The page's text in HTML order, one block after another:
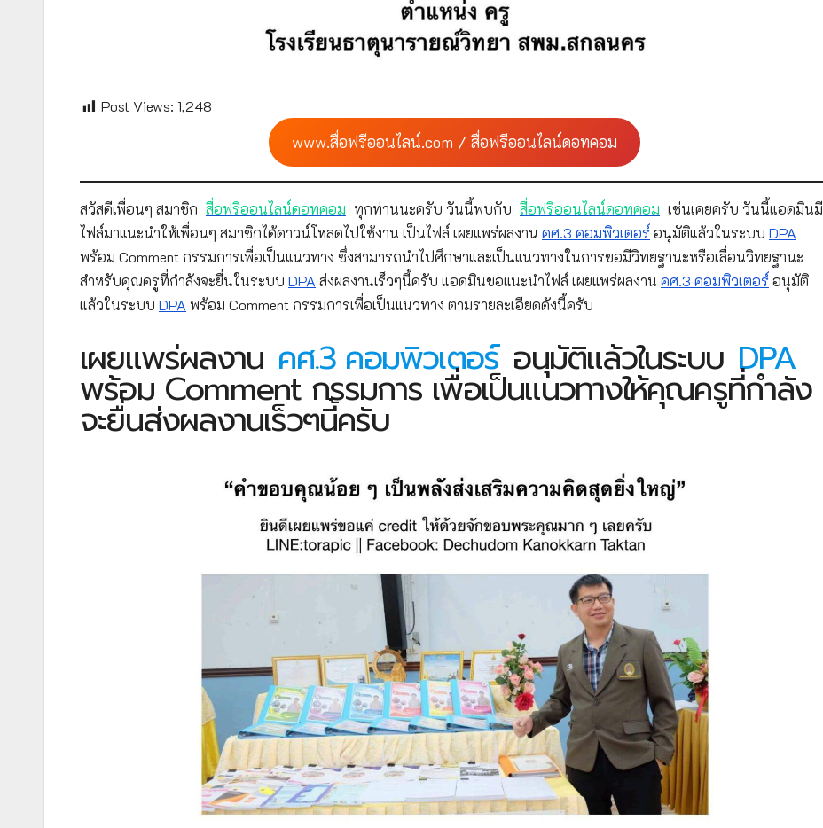
Post Views: 1,248
www.สื่อฟรีออนไลน์.com / สื่อฟรีออนไลน์ดอทคอม
สวัสดีเพื่อนๆ สมาชิก สื่อฟรีออนไลน์ดอทคอม ทุกท่านนะครับ วันนี้พบกับ สื่อฟรีออนไลน์ดอทคอม เช่นเคยครับ วันนี้แอดมินมี
ไฟล์มาแนะนำให้เพื่อนๆ สมาชิกได้ดาวน์โหลดไปใช้งาน เป็นไฟล์ เผยแพร่ผลงาน คศ.3 คอมพิวเตอร์ อนุมัติแล้วในระบบ DPA
พร้อม Comment กรรมการเพื่อเป็นแนวทาง ซึ่งสามารถนำไปศึกษาและเป็นแนวทางในการขอมีวิทยฐานะหรือเลื่อนวิทยฐานะ
สำหรับคุณครูที่กำลังจะยื่นในระบบ DPA ส่งผลงานเร็วๆนี้ครับ แอดมินขอแนะนำไฟล์ เผยแพร่ผลงาน คศ.3 คอมพิวเตอร์ อนุมัติ
แล้วในระบบ DPA พร้อม Comment กรรมการเพื่อเป็นแนวทาง ตามรายละเอียดดังนี้ครับ
เผยแพร่ผลงาน คศ.3 คอมพิวเตอร์ อนุมัติแล้วในระบบ DPA
พร้อม Comment กรรมการ เพื่อเป็นแนวทางให้คุณครูที่กำลัง
จะยื่นส่งผลงานเร็วๆนี้ครับ